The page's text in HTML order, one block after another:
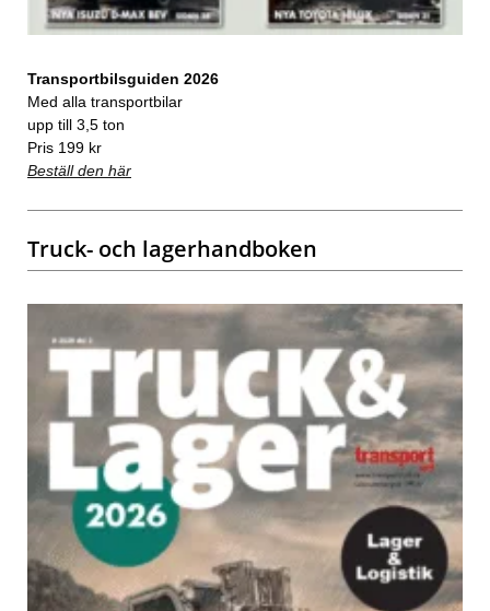
Transportbilsguiden 2026
Med alla transportbilar
upp till 3,5 ton
Pris 199 kr
Beställ den här
Truck- och lagerhandboken